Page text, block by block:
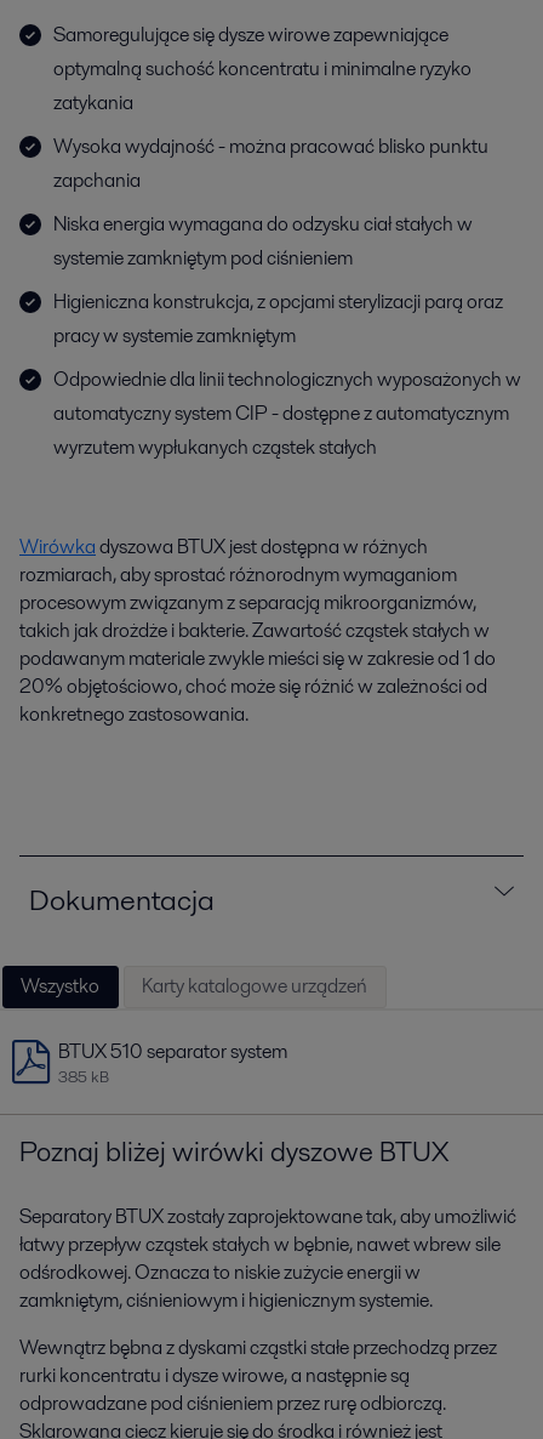
Samoregulujące się dysze wirowe zapewniające
optymalną suchość koncentratu i minimalne ryzyko
zatykania
Wysoka wydajność - można pracować blisko punktu
zapchania
Niska energia wymagana do odzysku ciał stałych w
systemie zamkniętym pod ciśnieniem
Higieniczna konstrukcja, z opcjami sterylizacji parą oraz
pracy w systemie zamkniętym
Odpowiednie dla linii technologicznych wyposażonych w
automatyczny system CIP - dostępne z automatycznym
wyrzutem wypłukanych cząstek stałych
Wirówkadyszowa BTUX jest dostępna w różnych
rozmiarach, aby sprostać różnorodnym wymaganiom
procesowym związanym z separacją mikroorganizmów,
takich jak drożdże i bakterie. Zawartość cząstek stałych w
podawanym materiale zwykle mieści się w zakresie od 1 do
20% objętościowo, choć może się różnić w zależności od
konkretnego zastosowania.
Dokumentacja
Wszystko Karty katalogowe urządzeń
BTUX 510 separator system
385 kB
Poznaj bliżej wirówki dyszowe BTUX
Separatory BTUX zostały zaprojektowane tak, aby umożliwić
łatwy przepływ cząstek stałych w bębnie, nawet wbrew sile
odśrodkowej. Oznacza to niskie zużycie energii w
zamkniętym, ciśnieniowym i higienicznym systemie.
Wewnątrz bębna z dyskami cząstki stałe przechodzą przez
rurki koncentratu i dysze wirowe, a następnie są
odprowadzane pod ciśnieniem przez rurę odbiorczą.
Sklarowana ciecz kieruje się do środka i również jest